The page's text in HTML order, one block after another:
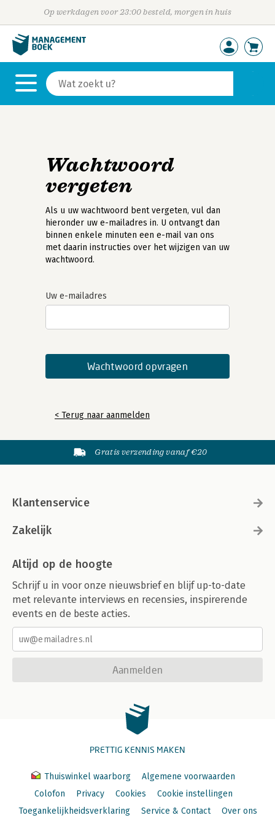
Op werkdagen voor 23:00 besteld, morgen in huis
Wachtwoord
vergeten
Als u uw wachtwoord bent vergeten, vul dan
hieronder uw e-mailadres in. U ontvangt dan
binnen enkele minuten een e-mail van ons
met daarin instructies over het wijzigen van uw
wachtwoord.
Uw e-mailadres
< Terug naar aanmelden
Gratis verzending vanaf €20
Klantenservice
Zakelijk
Altijd op de hoogte
Schrijf u in voor onze nieuwsbrief en blijf up-to-date
met relevante interviews en recensies, inspirerende
events en de beste acties.
Aanmelden
PRETTIG KENNIS MAKEN
Thuiswinkel waarborg
Algemene voorwaarden
Colofon
Privacy Cookies
Cookie instellingen
Toegankelijkheidsverklaring
Service & Contact Over ons